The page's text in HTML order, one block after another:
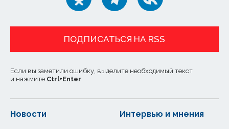
ПОДПИСАТЬСЯ НА RSS
Если вы заметили ошибку, выделите необходимый текст
и нажмите Ctrl+Enter
Новости Интервью и мнения